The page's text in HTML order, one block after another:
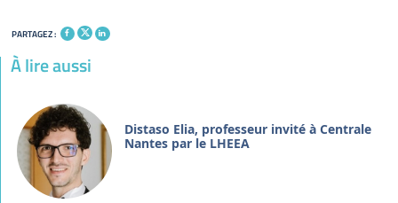
PARTAGEZ :
À lire aussi
Distaso Elia, professeur invité à Centrale
Nantes par le LHEEA